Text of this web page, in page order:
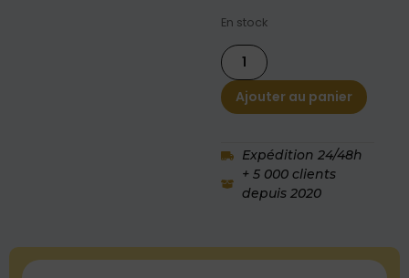
En stock
Ajouter au panier
Expédition 24/48h
+ 5 000 clients
depuis 2020